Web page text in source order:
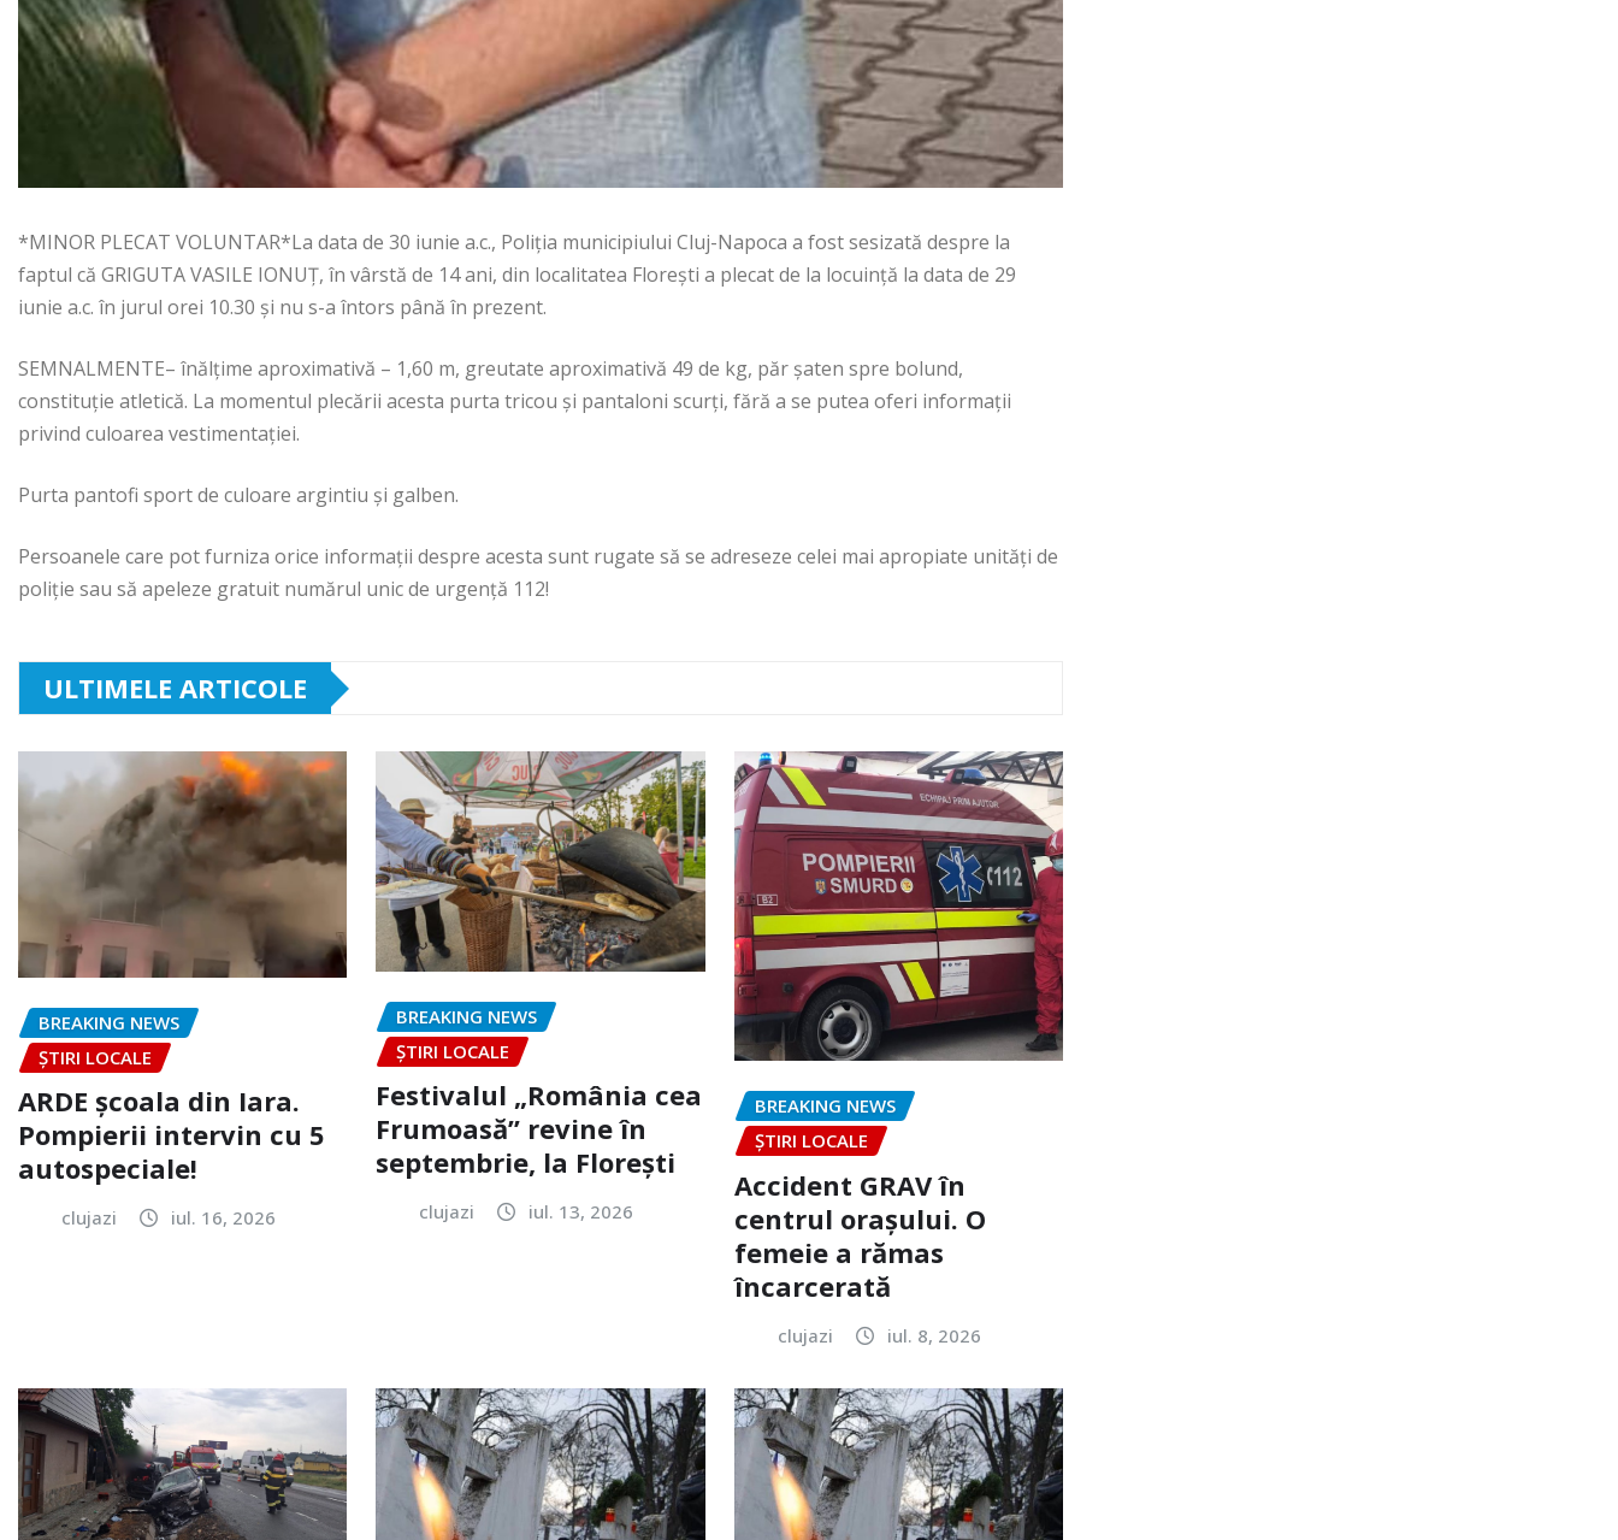
*MINOR PLECAT VOLUNTAR*La data de 30 iunie a.c., Poliția municipiului Cluj-Napoca a fost sesizată despre la
faptul că GRIGUTA VASILE IONUȚ, în vârstă de 14 ani, din localitatea Florești a plecat de la locuință la data de 29
iunie a.c. în jurul orei 10.30 și nu s-a întors până în prezent.
SEMNALMENTE– înălțime aproximativă – 1,60 m, greutate aproximativă 49 de kg, păr șaten spre bolund,
constituție atletică. La momentul plecării acesta purta tricou și pantaloni scurți, fără a se putea oferi informații
privind culoarea vestimentației.
Purta pantofi sport de culoare argintiu și galben.
Persoanele care pot furniza orice informaţii despre acesta sunt rugate să se adreseze celei mai apropiate unităţi de
poliţie sau să apeleze gratuit numărul unic de urgenţă 112!
ULTIMELE ARTICOLE
BREAKING NEWS
ȘTIRI LOCALE
ARDE școala din Iara.
Pompierii intervin cu 5
autospeciale!
clujazi iul. 16, 2026
BREAKING NEWS
ȘTIRI LOCALE
Festivalul „România cea
Frumoasă” revine în
septembrie, la Florești
clujazi iul. 13, 2026
BREAKING NEWS
ȘTIRI LOCALE
Accident GRAV în
centrul orașului. O
femeie a rămas
încarcerată
clujazi iul. 8, 2026